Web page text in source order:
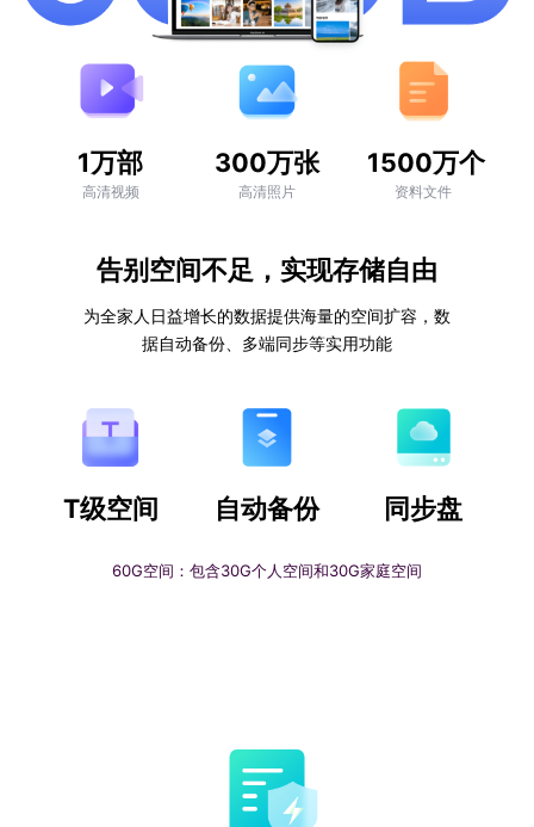
1万部
高清视频
300万张
高清照片
1500万个
资料文件
告别空间不足，实现存储自由
为全家人日益增长的数据提供海量的空间扩容，数
据自动备份、多端同步等实用功能
T级空间 自动备份 同步盘
60G空间：包含30G个人空间和30G家庭空间